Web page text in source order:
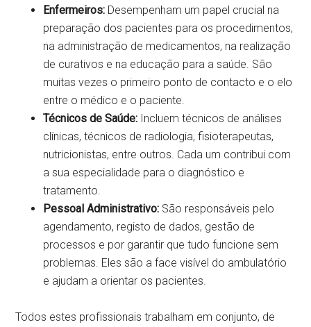
Enfermeiros: Desempenham um papel crucial na
preparação dos pacientes para os procedimentos,
na administração de medicamentos, na realização
de curativos e na educação para a saúde. São
muitas vezes o primeiro ponto de contacto e o elo
entre o médico e o paciente.
Técnicos de Saúde: Incluem técnicos de análises
clínicas, técnicos de radiologia, fisioterapeutas,
nutricionistas, entre outros. Cada um contribui com
a sua especialidade para o diagnóstico e
tratamento.
Pessoal Administrativo: São responsáveis pelo
agendamento, registo de dados, gestão de
processos e por garantir que tudo funcione sem
problemas. Eles são a face visível do ambulatório
e ajudam a orientar os pacientes.
Todos estes profissionais trabalham em conjunto, de